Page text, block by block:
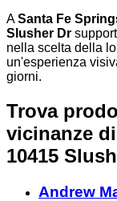
ASanta Fe
Slusher Dr
nella scelta della
un'esperienza
giorni.
Trova
vicinanze
10415
Andrew